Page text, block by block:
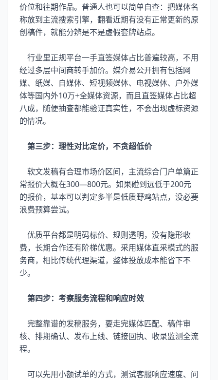
价位和往期作品。普通人也可以简单自查：把媒体名
称放到主流搜索引擎，翻看近期有没有正常更新的原
创稿件，就能分辨是不是虚假套牌站点。
行业里正规平台一手直签媒体占比普遍较高，不用
经过多层中间商转手加价。媒介易公开拥有包括网
媒、纸媒、自媒体、短视频媒体、电视媒体、户外媒
体等国内外10万+全媒体资源，而且直签媒体占比超
八成，随便抽查都能验证真实性，不会出现虚标资源
的情况。
第三步：理性对比定价，不贪超低价
软文发稿有合理市场价区间，主流综合门户单篇正
常报价大概在300—800元。如果碰到远低于200元
的报价，基本可以判定多半是低质野鸡站点，没必要
浪费预算尝试。
优质平台都是明码标价、规则透明，没有隐形收
费，长期合作还有阶梯优惠。采用媒体直采模式的服
务商，相比传统代理渠道，整体投放成本能省下不
少。
第四步：考察服务流程和响应时效
完整靠谱的发稿服务，要走完媒体匹配、稿件审
核、排期确认、发布上线、链接回执、收录监测全流
程。
可以先用小额试单的方式，测试客服响应速度、问